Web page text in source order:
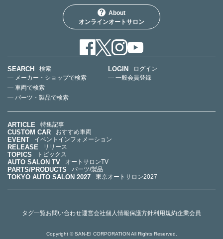
About
オンラインオートサロン
SEARCH
検索
— メーカー・ショップで検索
— 車両で検索
— パーツ・製品で検索
LOGIN
ログイン
— 一般会員登録
ARTICLE 特集記事
CUSTOM CAR おすすめ車両
EVENT イベントインフォメーション
RELEASE リリース
TOPICS トピックス
AUTO SALON TV オートサロンTV
PARTS/PRODUCTS パーツ/製品
TOKYO AUTO SALON 2027 東京オートサロン2027
タグ一覧お問い合わせ運営会社個人情報保護方針利用規約企業会員
Copyright © SAN-EI CORPORATION All Rights Reserved.